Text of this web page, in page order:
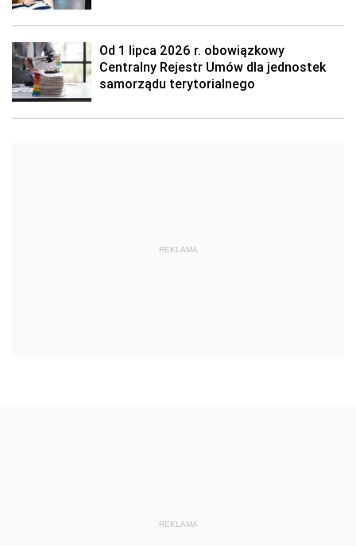
Od 1 lipca 2026 r. obowiązkowy
Centralny Rejestr Umów dla jednostek
samorządu terytorialnego
REKLAMA
REKLAMA